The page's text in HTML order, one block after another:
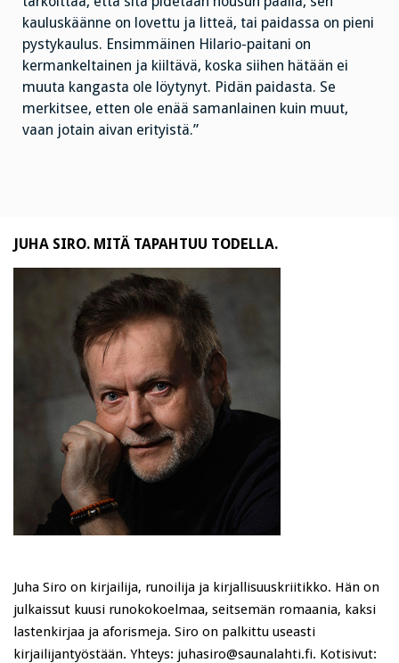
kauluskäänne on lovettu ja litteä, tai paidassa on pieni
pystykaulus. Ensimmäinen Hilario-paitani on
kermankeltainen ja kiiltävä, koska siihen hätään ei
muuta kangasta ole löytynyt. Pidän paidasta. Se
merkitsee, etten ole enää samanlainen kuin muut,
vaan jotain aivan erityistä.”
JUHA SIRO. MITÄ TAPAHTUU TODELLA.
Juha Siro on kirjailija, runoilija ja kirjallisuuskriitikko. Hän on
julkaissut kuusi runokokoelmaa, seitsemän romaania, kaksi
lastenkirjaa ja aforismeja. Siro on palkittu useasti
kirjailijantyöstään. Yhteys: juhasiro@saunalahti.fi. Kotisivut: